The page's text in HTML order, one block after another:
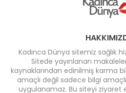
Kadınca Dünya sitemiz sağlık
Sitede yayınlanan
kaynaklarından edinilmiş karma
amaçlı değil sadece bilgi
uygulanamaz. Bu siteyi ziyaret